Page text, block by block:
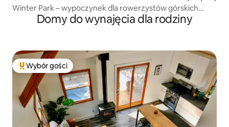
Winter Park – wypoczynek dla rowerzystów górskich
i miłośników pieszych wędrówek!
Domy do wynajęcia dla rodziny
Najpopularniejsze z kategorii Wybór gości
Wybór gości